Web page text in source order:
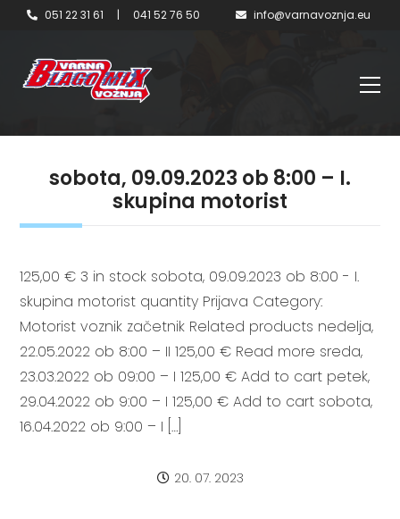
051 22 31 61 | 041 52 76 50 info@varnavoznja.eu
sobota, 09.09.2023 ob 8:00 – I.
skupina motorist
125,00 € 3 in stock sobota, 09.09.2023 ob 8:00 - I.
skupina motorist quantity Prijava Category:
Motorist voznik začetnik Related products nedelja,
22.05.2022 ob 8:00 – II 125,00 € Read more sreda,
23.03.2022 ob 09:00 – I 125,00 € Add to cart petek,
29.04.2022 ob 9:00 – I 125,00 € Add to cart sobota,
16.04.2022 ob 9:00 – I […]
20. 07. 2023